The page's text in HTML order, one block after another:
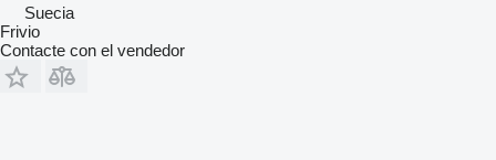
Suecia
Frivio
Contacte con el vendedor